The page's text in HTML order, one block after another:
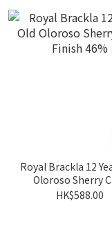
Royal Brackla 12
Oloroso Sherry
Finish 46%
HK$588.00